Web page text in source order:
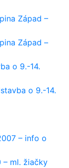
Západ –
Západ –
o 9.-14.
o 9.-14.
– info o
– ml. žiačky